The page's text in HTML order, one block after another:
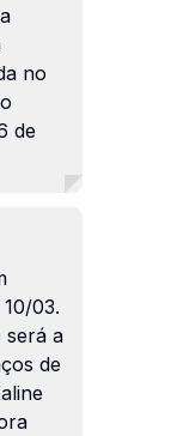
no
de
03.
será a
de